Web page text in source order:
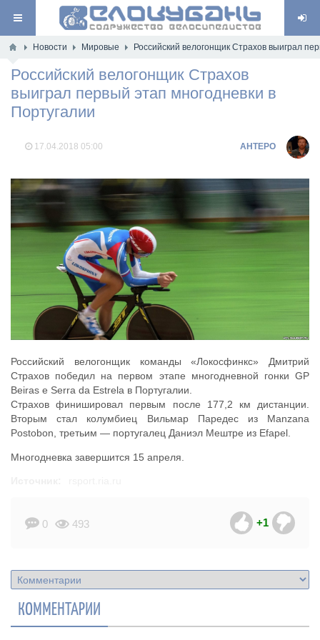
Новости Мировые Российский велогонщик Страхов выиграл
Российский велогонщик Страхов
выиграл первый этап многодневки в
Португалии
17.04.2018 05:00 AHTEPO
Российский велогонщик команды «Локосфинкс» Дмитрий
Страхов победил на первом этапе многодневной гонки GP
Beiras e Serra da Estrela в Португалии.
Страхов финишировал первым после 177,2 км дистанции.
Вторым стал колумбиец Вильмар Паредес из Manzana
Postobon, третьим — португалец Даниэл Мештре из Efapel.
Многодневка завершится 15 апреля.
0 493 +1
КОММЕНТАРИИ